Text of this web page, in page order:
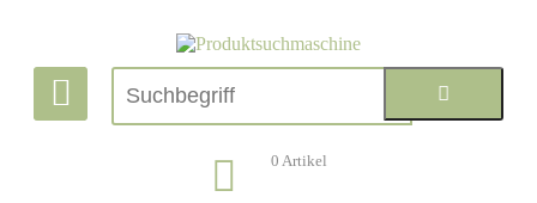
0 Artikel